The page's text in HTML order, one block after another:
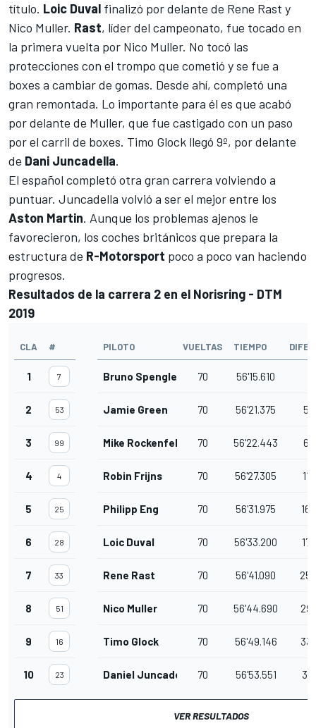
título. Loic Duval finalizó por delante de Rene Rast y
Nico Muller. Rast, líder del campeonato, fue tocado en
la primera vuelta por Nico Muller. No tocó las
protecciones con el trompo que cometió y se fue a
boxes a cambiar de gomas. Desde ahí, completó una
gran remontada. Lo importante para él es que acabó
por delante de Muller, que fue castigado con un paso
por el carril de boxes. Timo Glock llegó 9º, por delante
de Dani Juncadella.
El español completó otra gran carrera volviendo a
puntuar. Juncadella volvió a ser el mejor entre los
Aston Martin. Aunque los problemas ajenos le
favorecieron, los coches británicos que prepara la
estructura de R-Motorsport poco a poco van haciendo
progresos.
Resultados de la carrera 2 en el Norisring - DTM
2019
CLA # PILOTO VUELTAS TIEMPO
1 7 Bruno Spengler 70 56'15.610
2 53 Jamie Green 70 56'21.375
3 99 Mike Rockenfeller 70 56'22.443
4 4 Robin Frijns 70 56'27.305
5 25 Philipp Eng 70 56'31.975
6 28 Loic Duval 70 56'33.200
7 33 Rene Rast 70 56'41.090
8 51 Nico Muller 70 56'44.690
9 16 Timo Glock 70 56'49.146
10 23 Daniel Juncadella 70 56'53.551
VER RESULTADOS